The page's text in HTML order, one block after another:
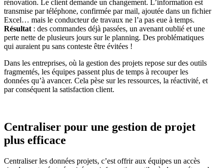
rénovation. Le client demande un changement. L’information est
transmise par téléphone, confirmée par mail, ajoutée dans un fichier
Excel… mais le conducteur de travaux ne l’a pas eue à temps.
Résultat : des commandes déjà passées, un avenant oublié et une
perte nette de plusieurs jours sur le planning. Des problématiques
qui auraient pu sans conteste être évitées !
Dans les entreprises, où la gestion des projets repose sur des outils
fragmentés, les équipes passent plus de temps à recouper les
données qu’à avancer. Cela pèse sur les ressources, la réactivité, et
par conséquent la satisfaction client.
Centraliser pour une gestion de projet
plus efficace
Centraliser les données projets, c’est offrir aux équipes un accès